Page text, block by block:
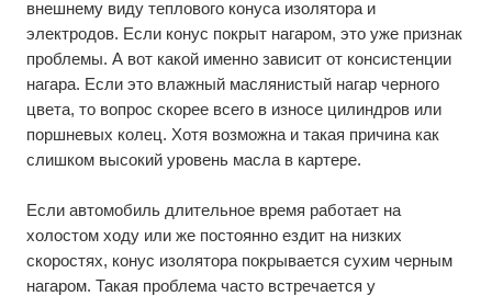
внешнему виду теплового конуса изолятора и
электродов. Если конус покрыт нагаром, это уже признак
проблемы. А вот какой именно зависит от консистенции
нагара. Если это влажный маслянистый нагар черного
цвета, то вопрос скорее всего в износе цилиндров или
поршневых колец. Хотя возможна и такая причина как
слишком высокий уровень масла в картере.
Если автомобиль длительное время работает на
холостом ходу или же постоянно ездит на низких
скоростях, конус изолятора покрывается сухим черным
нагаром. Такая проблема часто встречается у